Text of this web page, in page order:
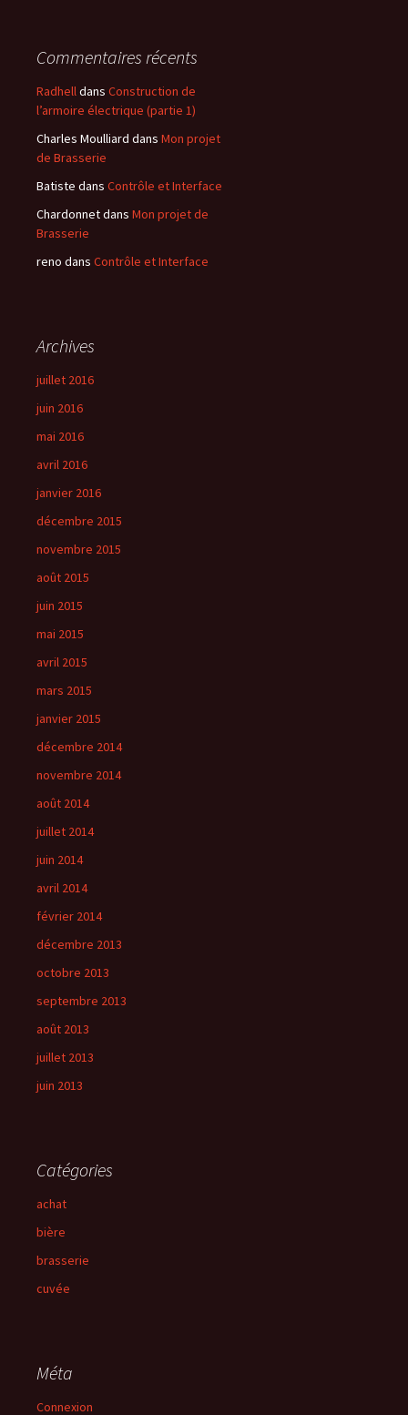
Commentaires récents
Radhelldans Construction de
l’armoire électrique (partie 1)
Charles Moulliard dans Mon projet
de Brasserie
Batiste dans Contrôle et Interface
Chardonnetdans Mon projet de
Brasserie
reno dans Contrôle et Interface
Archives
juillet 2016
juin 2016
mai 2016
avril 2016
janvier 2016
décembre 2015
novembre 2015
août 2015
juin 2015
mai 2015
avril 2015
mars 2015
janvier 2015
décembre 2014
novembre 2014
août 2014
juillet 2014
juin 2014
avril 2014
février 2014
décembre 2013
octobre 2013
septembre 2013
août 2013
juillet 2013
juin 2013
Catégories
achat
bière
brasserie
cuvée
Méta
Connexion